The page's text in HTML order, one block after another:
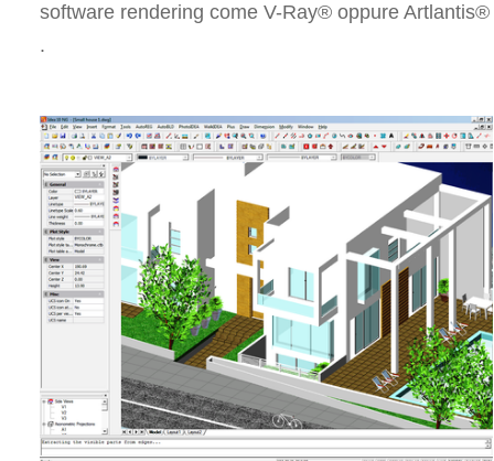
software rendering come V-Ray® oppure Artlantis®
.